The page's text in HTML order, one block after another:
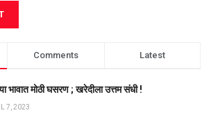
Comments Latest
भावात मोठी घसरण ; खरेदीला उत्तम संधी !
7, 2023